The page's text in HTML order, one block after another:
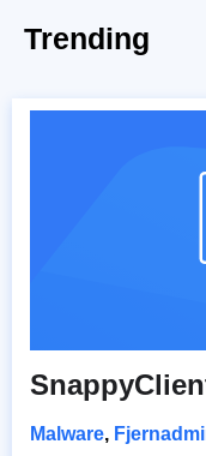
Trending
Malware,